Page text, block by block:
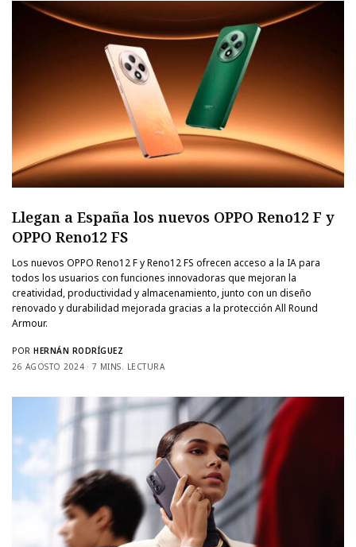
Llegan a España los nuevos OPPO Reno12 F y
OPPO Reno12 FS
Los nuevos OPPO Reno12 F y Reno12 FS ofrecen acceso a la IA para
todos los usuarios con funciones innovadoras que mejoran la
creatividad, productividad y almacenamiento, junto con un diseño
renovado y durabilidad mejorada gracias a la protección All Round
Armour.
POR HERNÁN RODRÍGUEZ
26 AGOSTO 2024
7 MINS. LECTURA